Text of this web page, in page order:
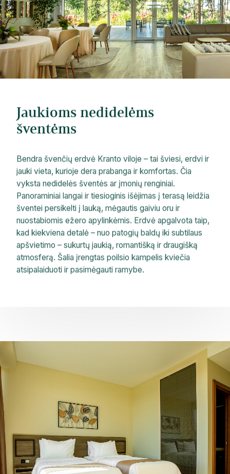
Jaukioms nedidelėms
šventėms
Bendra švenčių erdvė Kranto viloje – tai šviesi, erdvi ir
jauki vieta, kurioje dera prabanga ir komfortas. Čia
vyksta nedidelės šventės ar įmonių renginiai.
Panoraminiai langai ir tiesioginis išėjimas į terasą leidžia
šventei persikelti į lauką, mėgautis gaiviu oru ir
nuostabiomis ežero apylinkėmis. Erdvė apgalvota taip,
kad kiekviena detalė – nuo patogių baldų iki subtilaus
apšvietimo – sukurtų jaukią, romantišką ir draugišką
atmosferą. Šalia įrengtas poilsio kampelis kviečia
atsipalaiduoti ir pasimėgauti ramybe.